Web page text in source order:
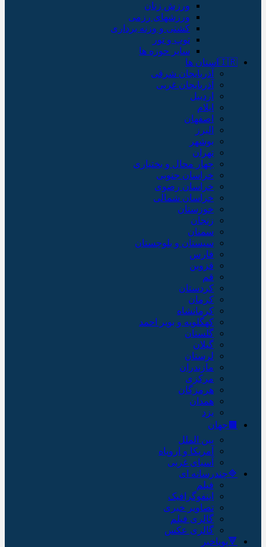
ورزش زنان
ورزشهای رزمی
کشتی و وزنه برداری
توپ و تور
سایر حوزه ها
🇮🇷استان ها
آذربایجان شرقی
آذربایجان غربی
اردبیل
ایلام
اصفهان
البرز
بوشهر
تهران
چهار محال و بختیاری
خراسان جنوبی
خراسان رضوی
خراسان شمالی
خوزستان
زنجان
سمنان
سیستان و بلوچستان
فارس
قزوین
قم
کردستان
کرمان
کرمانشاه
کهگلویه و بویر احمد
گلستان
گیلان
لرستان
مازندران
مرکزی
هرمزگان
همدان
یزد
🟫جهان
بین الملل
آمریکا و اروپاه
آسیای غربی
🔷چندرسانه ای
فیلم
اینفوگرافیک
تصاویر خبری
گالری فیلم
گالری عکس
🔻پویاخبر